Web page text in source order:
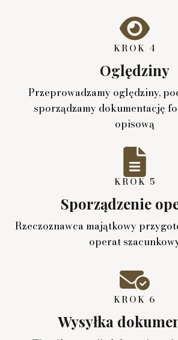
KROK 4
Oględziny
Przeprowadzamy oględziny,
sporządzamy dokumentację
opisową
KROK 5
Sporządzenie
Rzeczoznawca majątkowy
operat
KROK 6
Wysyłka